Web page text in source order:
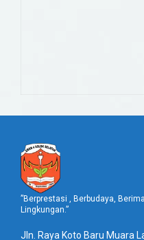
”Berprestasi , Berbudaya,
Lingkungan.”
Jln. Raya Koto Baru Muara